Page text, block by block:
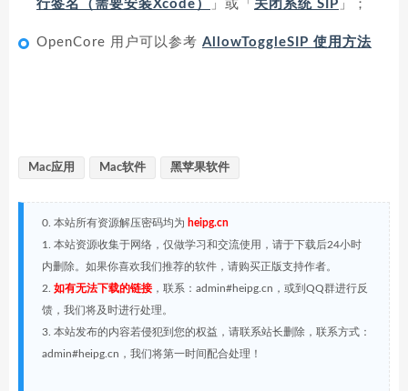
行签名（需要安装Xcode）
」或「 关闭系统 SIP 」；
OpenCore 用户可以参考 AllowToggleSIP 使用方法
Mac应用 Mac软件 黑苹果软件
0. 本站所有资源解压密码均为 heipg.cn
1. 本站资源收集于网络，仅做学习和交流使用，请于下载后24小时
内删除。如果你喜欢我们推荐的软件，请购买正版支持作者。
2. 如有无法下载的链接，联系：admin#heipg.cn，或到QQ群进行反
馈，我们将及时进行处理。
3. 本站发布的内容若侵犯到您的权益，请联系站长删除，联系方式：
admin#heipg.cn，我们将第一时间配合处理！